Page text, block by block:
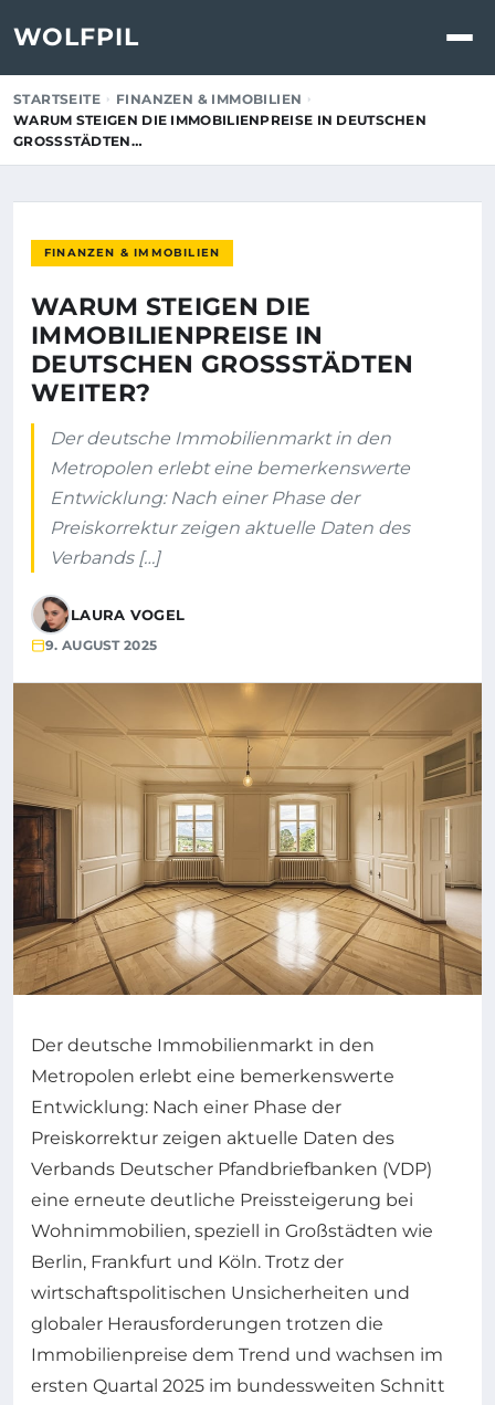
WOLFPIL
STARTSEITE
FINANZEN & IMMOBILIEN
WARUM STEIGEN DIE IMMOBILIENPREISE IN DEUTSCHEN
GROSSSTÄDTEN…
FINANZEN & IMMOBILIEN
WARUM STEIGEN DIE
IMMOBILIENPREISE IN
DEUTSCHEN GROSSSTÄDTEN W
EITER?
Der deutsche Immobilienmarkt in den
Metropolen erlebt eine bemerkenswerte
Entwicklung: Nach einer Phase der
Preiskorrektur zeigen aktuelle Daten des
Verbands […]
LAURA VOGEL
9. AUGUST 2025
Der deutsche Immobilienmarkt in den
Metropolen erlebt eine bemerkenswerte
Entwicklung: Nach einer Phase der
Preiskorrektur zeigen aktuelle Daten des
Verbands Deutscher Pfandbriefbanken (VDP)
eine erneute deutliche Preissteigerung bei
Wohnimmobilien, speziell in Großstädten wie
Berlin, Frankfurt und Köln. Trotz der
wirtschaftspolitischen Unsicherheiten und
globaler Herausforderungen trotzen die
Immobilienpreise dem Trend und wachsen im
ersten Quartal 2025 im bundessweiten Schnitt